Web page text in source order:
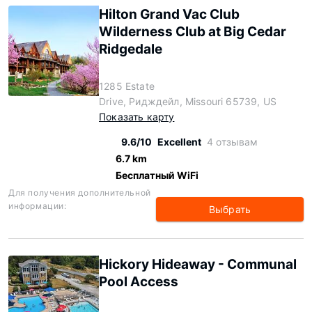
Hilton Grand Vac Club
Wilderness Club at Big Cedar
Ridgedale
1285 Estate
Drive, Ридждейл, Missouri 65739, US
Показать карту
9.6/10 Excellent 4 отзывам
6.7 km
Бесплатный WiFi
Для получения дополнительной
информации:
Выбрать
Hickory Hideaway - Communal
Pool Access